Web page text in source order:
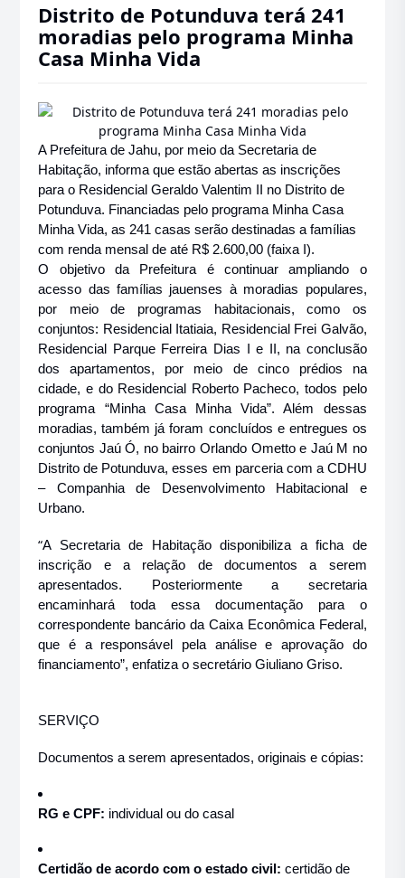
Distrito de Potunduva terá 241
moradias pelo programa Minha
Casa Minha Vida
A Prefeitura de Jahu, por meio da Secretaria de
Habitação, informa que estão abertas as inscrições
para o Residencial Geraldo Valentim II no Distrito de
Potunduva. Financiadas pelo programa Minha Casa
Minha Vida, as 241 casas serão destinadas a famílias
com renda mensal de até R$ 2.600,00 (faixa I).
O objetivo da Prefeitura é continuar ampliando o
acesso das famílias jauenses à moradias populares,
por meio de programas habitacionais, como os
conjuntos: Residencial Itatiaia, Residencial Frei Galvão,
Residencial Parque Ferreira Dias I e II, na conclusão
dos apartamentos, por meio de cinco prédios na
cidade, e do Residencial Roberto Pacheco, todos pelo
programa “Minha Casa Minha Vida”. Além dessas
moradias, também já foram concluídos e entregues os
conjuntos Jaú Ó, no bairro Orlando Ometto e Jaú M no
Distrito de Potunduva, esses em parceria com a CDHU
– Companhia de Desenvolvimento Habitacional e
Urbano.
“A Secretaria de Habitação disponibiliza a ficha de
inscrição e a relação de documentos a serem
apresentados. Posteriormente a secretaria
encaminhará toda essa documentação para o
correspondente bancário da Caixa Econômica Federal,
que é a responsável pela análise e aprovação do
financiamento”, enfatiza o secretário Giuliano Griso.
SERVIÇO
Documentos a serem apresentados, originais e cópias:
RG e CPF: individual ou do casal
Certidão de acordo com o estado civil:certidão de